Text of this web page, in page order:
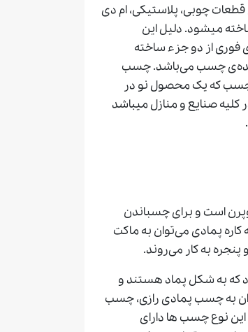
چوبی، پلاستیکی، ام دی
میگیرد. چسب فوری با نام چسب 1 2 3 نیز شناخته میشود. دلیل این
از دو جزء ساخته
چسب می‌باشد. چسب
به چسب 123 معروف است, این چسب که یک محصول نو در
کلیه صنایع و منازل میباشد
است و برای چسباندن
پمادی می‌توان به ماکت
به کار می‌روند.
به شکل پماد هستند و
به چسب پمادی رازی، چسب
نوع چسب ها دارای